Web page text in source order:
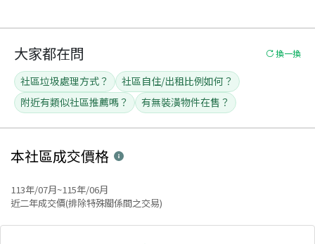
大家都在問 換一換
社區垃圾處理方式？
社區自住/出租比例如何？
附近有類似社區推薦嗎？
有無裝潢物件在售？
本社區成交價格
113年/07月~115年/06月
近二年成交價(排除特殊關係間之交易)